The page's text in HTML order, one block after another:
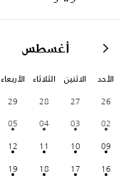
أغسطس
الأحد الاثنين الثلاثاء الأربعاء
26
27
28
29
02
03
04
05
09
10
11
12
16
17
18
19